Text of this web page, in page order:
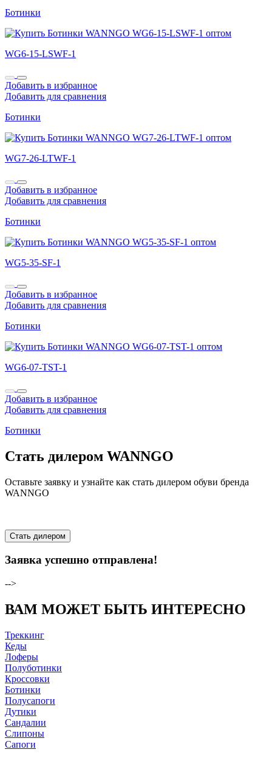
Ботинки
WG6-15-LSWF-1
Добавить в избранное
Добавить для сравнения
Ботинки
WG7-26-LTWF-1
Добавить в избранное
Добавить для сравнения
Ботинки
WG5-35-SF-1
Добавить в избранное
Добавить для сравнения
Ботинки
WG6-07-TST-1
Добавить в избранное
Добавить для сравнения
Ботинки
Стать дилером WANNGO
Оставьте заявку и узнайте как стать дилером обуви бренда
WANNGO
Стать дилером
Заявка успешно отправлена!
-->
ВАМ МОЖЕТ БЫТЬ ИНТЕРЕСНО
Треккинг
Кеды
Лоферы
Полуботинки
Кроссовки
Ботинки
Полусапоги
Дутики
Сандалии
Слипоны
Сапоги